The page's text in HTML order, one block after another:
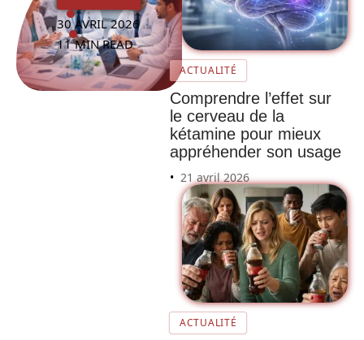
30 AVRIL 2026
11 MIN READ
ACTUALITÉ
Comprendre l’effet sur
le cerveau de la
kétamine pour mieux
appréhender son usage
21 avril 2026
ACTUALITÉ